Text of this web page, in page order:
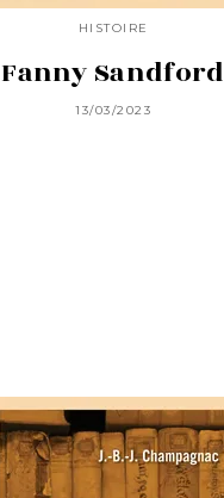
HISTOIRE
Fanny Sandford
13/03/2023